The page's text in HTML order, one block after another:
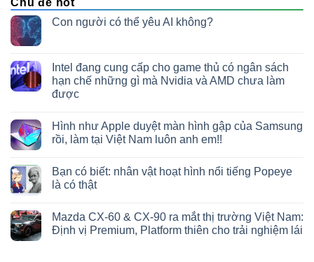
Con người có thể yêu AI không?
Intel đang cung cấp cho game thủ có ngân sách
hạn chế những gì mà Nvidia và AMD chưa làm
được
Hình như Apple duyệt màn hình gập của Samsung
rồi, làm tại Việt Nam luôn anh em!!
Bạn có biết: nhân vật hoạt hình nổi tiếng Popeye
là có thật
Mazda CX-60 & CX-90 ra mắt thị trường Việt Nam:
Định vị Premium, Platform thiên cho trải nghiệm lái